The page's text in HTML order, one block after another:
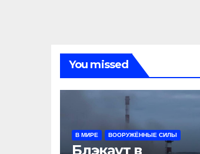
You missed
В МИРЕ ВООРУЖЁННЫЕ СИЛЫ
Блэкаут в